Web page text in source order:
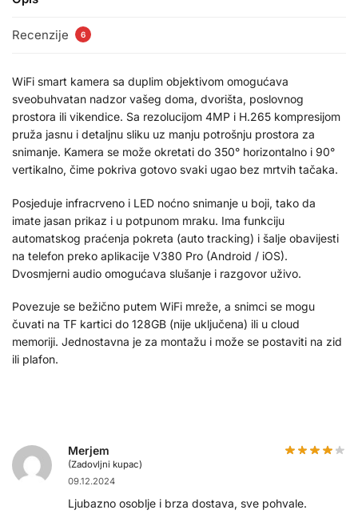
Recenzije 6
WiFi smart kamera sa duplim objektivom omogućava
sveobuhvatan nadzor vašeg doma, dvorišta, poslovnog
prostora ili vikendice. Sa rezolucijom 4MP i H.265 kompresijom
pruža jasnu i detaljnu sliku uz manju potrošnju prostora za
snimanje. Kamera se može okretati do 350° horizontalno i 90°
vertikalno, čime pokriva gotovo svaki ugao bez mrtvih tačaka.
Posjeduje infracrveno i LED noćno snimanje u boji, tako da
imate jasan prikaz i u potpunom mraku. Ima funkciju
automatskog praćenja pokreta (auto tracking) i šalje obavijesti
na telefon preko aplikacije V380 Pro (Android / iOS).
Dvosmjerni audio omogućava slušanje i razgovor uživo.
Povezuje se bežično putem WiFi mreže, a snimci se mogu
čuvati na TF kartici do 128GB (nije uključena) ili u cloud
memoriji. Jednostavna je za montažu i može se postaviti na zid
ili plafon.
Merjem
(Zadovljni kupac)
09.12.2024
Ljubazno osoblje i brza dostava, sve pohvale.